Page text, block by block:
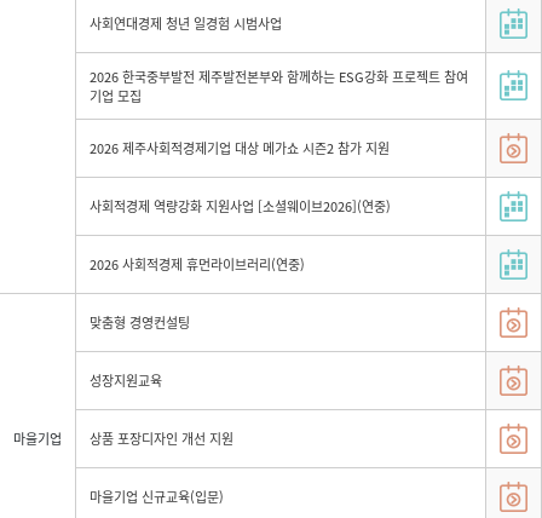
사회연대경제 청년 일경험 시범사업
2026 한국중부발전 제주발전본부와 함께하는 ESG강화 프로젝트 참여
기업 모집
2026 제주사회적경제기업 대상 메가쇼 시즌2 참가 지원
사회적경제 역량강화 지원사업 [소셜웨이브2026](연중)
2026 사회적경제 휴먼라이브러리(연중)
마을기업
맞춤형 경영컨설팅
성장지원교육
상품 포장디자인 개선 지원
마을기업 신규교육(입문)